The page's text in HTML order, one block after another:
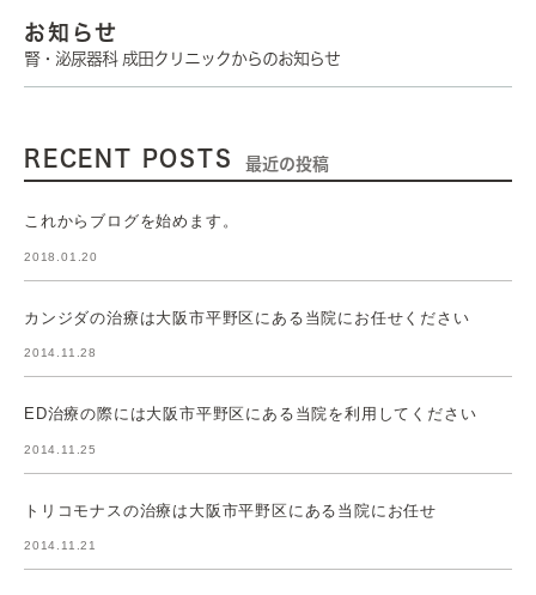
お知らせ
腎・泌尿器科 成田クリニックからのお知らせ
RECENT POSTS 最近の投稿
これからブログを始めます。
2018.01.20
カンジダの治療は大阪市平野区にある当院にお任せください
2014.11.28
ED治療の際には大阪市平野区にある当院を利用してください
2014.11.25
トリコモナスの治療は大阪市平野区にある当院にお任せ
2014.11.21